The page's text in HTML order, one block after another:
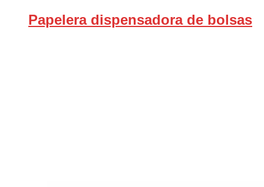
Papelera dispensadora de bolsas